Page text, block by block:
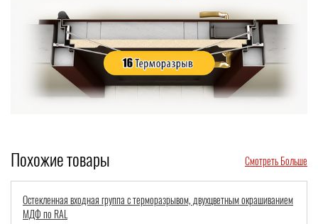
Похожие товары Смотреть Больше
окрашиванием Непромерзающая входная дверь с терморазрывом и МДФ-